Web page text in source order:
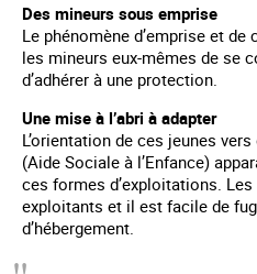
Des mineurs sous emprise
Le phénomène d’emprise et
les mineurs eux-mêmes de se
d’adhérer à une protection.
Une mise à l’abri à adapter
L’orientation de ces jeunes
(Aide Sociale à l’Enfance)
ces formes d’exploitations.
exploitants et il est facile de
d’hébergement.